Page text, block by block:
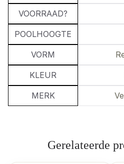
VOORRAAD?
POOLHOOGTE
VORM
KLEUR
MERK
Gerelateerde